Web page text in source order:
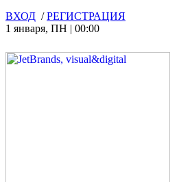
ВХОД /РЕГИСТРАЦИЯ
1 января, ПН | 00:00